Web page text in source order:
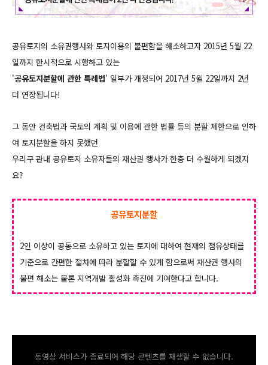
공유토지의 소유권행사와 토지이용의 불편함을 해소하고자 2015년 5월 22
일까지 한시적으로 시행하고 있는
'공유토지분할에 관한 특례법' 일부가 개정되어 2017년 5월 22일까지 2년
더 연장됩니다!
그 동안 건축법과 국토의 계획 및 이용에 관한 법률 등의 분할 제한으로 인하
여 토지분할을 하지 못했던
우리구 관내 공유토지 소유자들의 재산권 행사가 한층 더 수월하게 되겠지
요?
공유토지분할
2인 이상이 공동으로 소유하고 있는 토지에 대하여 현재의 점유상태를
기준으로 간편한 절차에 따라 분할할 수 있게 함으로써 재산권 행사의
불편 해소는 물론 지역개발 활성화 촉진에 기여한다고 합니다.
동영상 서비스가 종료되어 해당 콘텐츠를 재생할 수 없습니다.